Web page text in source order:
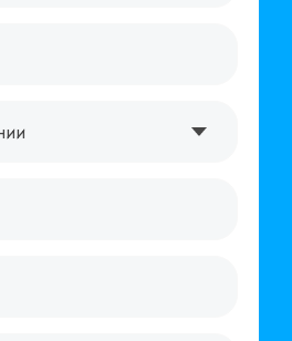
защищены